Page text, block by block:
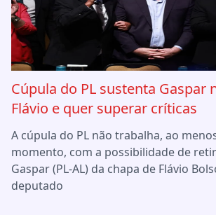
Cúpula do PL sustenta Gaspar
Flávio e quer superar críticas
A cúpula do PL não trabalha, ao
momento, com a possibilidade de
Gaspar (PL-AL) da chapa de Flávio
deputado